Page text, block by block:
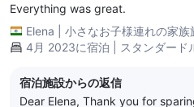
Everything was great.
Elena
小さなお子様連れの家族
4月 2023に宿泊 | スタンダード
宿泊施設からの返信
Dear Elena, Thank you for sparing your valuable time to